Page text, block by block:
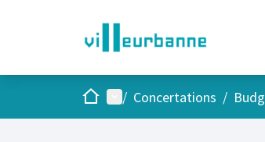
AccueilMenu principal
/ Concertations /